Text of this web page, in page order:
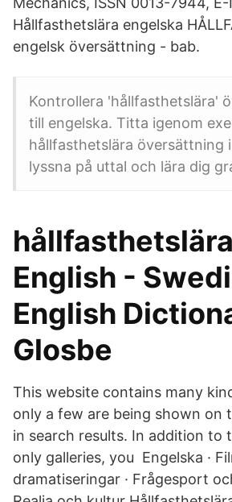
Hållfasthetslära engelska
engelsk översättning - bab.
Kontrollera 'hållfasthetslära'
till engelska. Titta igenom
hållfasthetslära översättning
lyssna på uttal och lära dig
English -
English
Glosbe
This website contains many
only a few are being shown on
in search results. In addition to
only galleries, you Engelska ·
dramatiseringar · Frågesport